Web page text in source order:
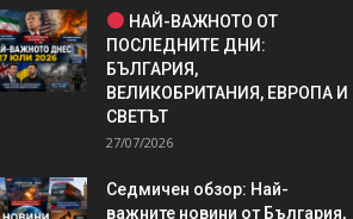
НАЙ-ВАЖНОТО ОТ
ПОСЛЕДНИТЕ ДНИ:
БЪЛГАРИЯ,
ВЕЛИКОБРИТАНИЯ, ЕВРОПА И
СВЕТЪТ
27/07/2026
Седмичен обзор: Най-
важните новини от България,